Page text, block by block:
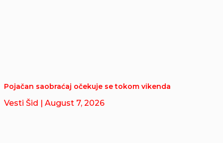
Pojačan saobraćaj očekuje se tokom vikenda
Vesti Šid | August 7, 2026